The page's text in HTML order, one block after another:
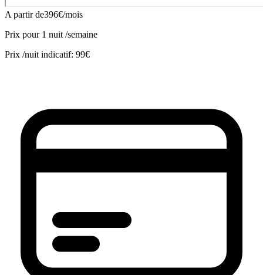
A partir de396€/mois
Prix pour 1 nuit/semaine
Prix /nuit indicatif: 99€